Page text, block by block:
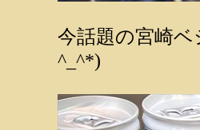
今話題の宮崎
^_^*)